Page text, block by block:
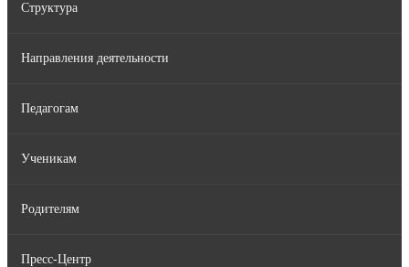
Законы РМ
Нормативные акты Правительства РМ
Нормативные документы МОИ
Нормативные документы ОПУ АТО Гагаузия
Приказы ГУО
Закупки
Структура
Руководство
Административный совет
Консультативный совет
Вакансии
Подразделения
Направления деятельности
Раннее образование
Начальное образование
Гимназическое образование
Лицейское образование
Педагогам
Ученикам
Права и обязанности
Экзамены
Родителям
РОДИТЕЛЯМ
Пресс-Центр